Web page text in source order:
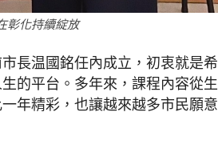
彰化持續綻放
長温國銘任內成立，初衷就是希
的平台。多年來，課程內容從生
年精彩，也讓越來越多市民願意